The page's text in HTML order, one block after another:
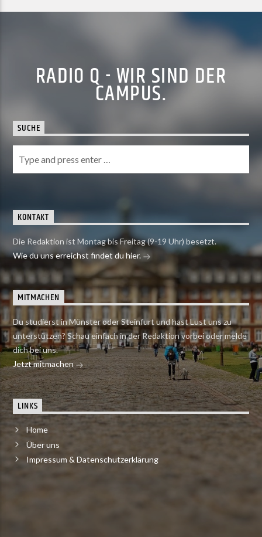
RADIO Q - WIR SIND DER
CAMPUS.
SUCHE
KONTAKT
Die Redaktion ist Montag bis Freitag (9-19 Uhr) besetzt.
Wie du uns erreichst findet du hier.
MITMACHEN
Du studierst in Münster oder Steinfurt und hast Lust uns zu
unterstützen? Schau einfach in der Redaktion vorbei oder melde
dich bei uns.
Jetzt mitmachen
LINKS
Home
Über uns
Impressum & Datenschutzerklärung